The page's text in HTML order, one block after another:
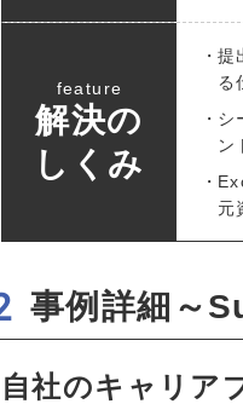
feature
解決の
しくみ
提
る
シ
ン
元
事例詳細～
自社のキャリア